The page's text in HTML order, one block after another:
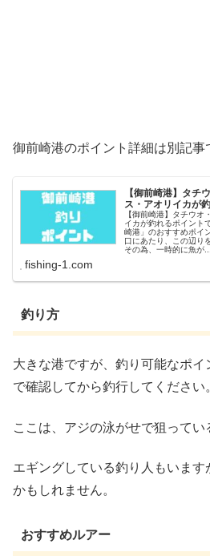
御前崎港のポイント詳細は別記事
【御前崎港】タチ
ス・アオリイカが
【御前崎港】タチウオ
イカが釣れるポイント
崎港」のおすすめポイ
口にあたり、この辺り
その為、一時的に魚が...
fishing-1.com
釣り方
大きな港ですが、釣り可能なポ
で確認してから釣行してください
ここは、アジの泳がせで狙ってい
エギングしている釣り人もいま
かもしれません。
おすすめルアー